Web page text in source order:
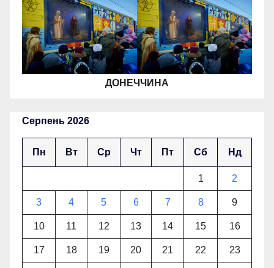
ДОНЕЧЧИНА
Серпень 2026
Пн Вт Ср Чт Пт Сб Нд
1 2
3 4 5 6 7 8 9
10 11 12 13 14 15 16
17 18 19 20 21 22 23